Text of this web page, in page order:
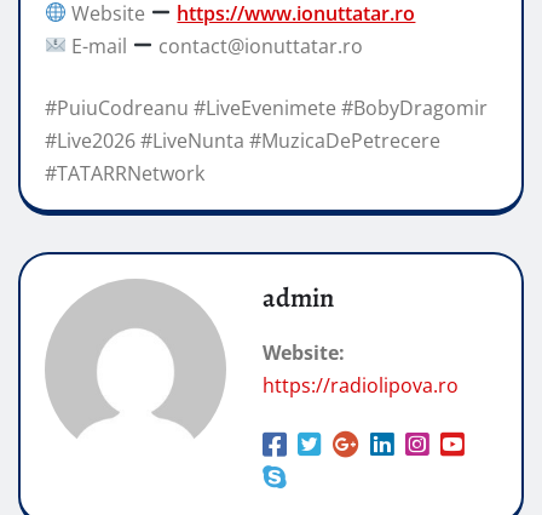
Website
https://www.ionuttatar.ro
E-mail
contact@ionuttatar.ro
#PuiuCodreanu #LiveEvenimete #BobyDragomir
#Live2026 #LiveNunta #MuzicaDePetrecere
#TATARRNetwork
admin
Website:
https://radiolipova.ro